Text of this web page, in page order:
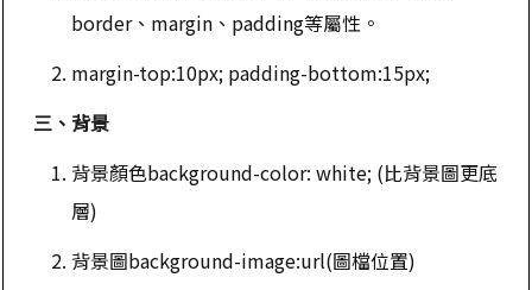
border、margin、padding等屬性。
margin-top:10px; padding-bottom:15px;
三、背景
背景顏色background-color: white; (比背景圖更底
層)
背景圖background-image:url(圖檔位置)